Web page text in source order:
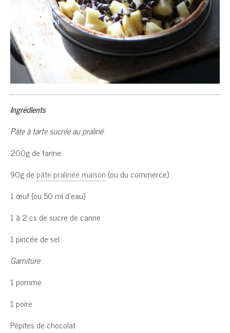
Ingrédients
Pâte à tarte sucrée au praliné:
200g de farine
90g de pâte pralinée maison (ou du commerce)
1 œuf (ou 50 ml d’eau)
1 à 2 cs de sucre de canne
1 pincée de sel
Garniture:
1 pomme
1 poire
Pépites de chocolat